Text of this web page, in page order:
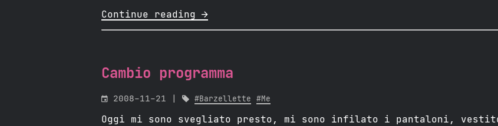
Continue reading 
Cambio programma
 2008-11-21 |  #Barzellette #Me
Oggi mi sono svegliato presto, mi sono infilato i pantaloni,